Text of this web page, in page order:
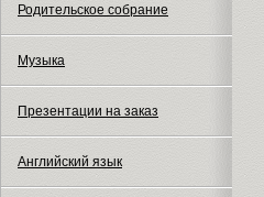
Родительское собрание
Музыка
Презентации на заказ
Английский язык